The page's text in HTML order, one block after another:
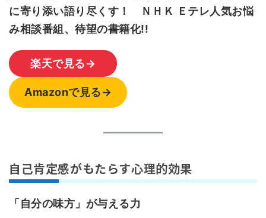
に寄り添い語り尽くす！ ＮＨＫ Ｅテレ人気お悩
み相談番組、待望の書籍化!!
楽天で見る→
Amazonで見る→
自己肯定感がもたらす心理的効果
「自分の味方」が与える力